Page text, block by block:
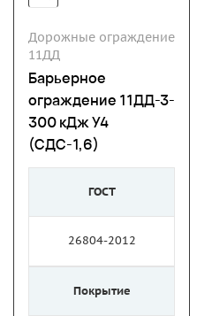
Дорожные ограждение
11ДД
Барьерное
ограждение 11ДД-3-
300 кДж У4
(СДС-1,6)
ГОСТ
26804-2012
Покрытие